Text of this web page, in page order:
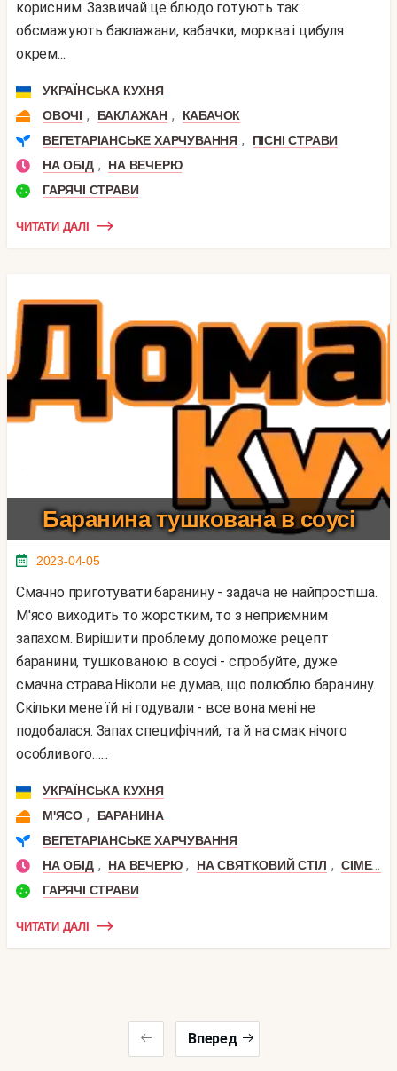
корисним. Зазвичай це блюдо готують так:
обсмажують баклажани, кабачки, морква і цибуля
окрем...
УКРАЇНСЬКА КУХНЯ
ОВОЧІ , БАКЛАЖАН ,
КАБАЧОК
ВЕГЕТАРІАНСЬКЕ ХАРЧУВАННЯ ,
ПІСНІ СТРАВИ
НА ОБІД ,
НА ВЕЧЕРЮ
ГАРЯЧІ СТРАВИ
ЧИТАТИ ДАЛІ
Баранина тушкована в соусі
2023-04-05
Смачно приготувати баранину - задача не найпростіша.
М'ясо виходить то жорстким, то з неприємним
запахом. Вирішити проблему допоможе рецепт
баранини, тушкованою в соусі - спробуйте, дуже
смачна страва.Ніколи не думав, що полюблю баранину.
Скільки мене їй ні годували - все вона мені не
подобалася. Запах специфічний, та й на смак нічого
особливого…...
УКРАЇНСЬКА КУХНЯ
М'ЯСО ,
БАРАНИНА
ВЕГЕТАРІАНСЬКЕ ХАРЧУВАННЯ
НА ОБІД , НА ВЕЧЕРЮ , НА СВЯТКОВИЙ СТІЛ , СІМЕЙНА ВЕЧЕРЯ
ГАРЯЧІ СТРАВИ
ЧИТАТИ ДАЛІ
Вперед